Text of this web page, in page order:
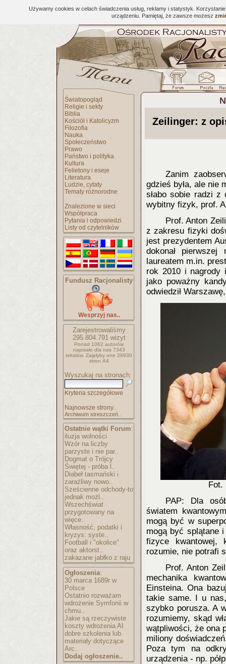
Używamy cookies w celach świadczenia usług, reklamy i statystyk.
urządzeniu. Pamiętaj, że zawsze możesz
Światopogląd
Religie i sekty
Biblia
Kościół i Katolicyzm
Filozofia
Nauka
Społeczeństwo
Prawo
Państwo i polityka
Kultura
Felietony i eseje
Literatura
Ludzie, cytaty
Tematy różnorodne
Znalezione w sieci
Współpraca
Pytania i odpowiedzi
Listy od czytelników
Fundusz Racjonalisty
Wesprzyj nas..
Zarejestrowaliśmy
295.804.791wizyt
Ponad 1062 autorów
napisało dla nas 7343
tekstów. Zajęłyby one 28930
stron A4
Wyszukaj na stronach:
Kryteria szczegółowe
Najnowsze strony..
Archiwum streszczeń..
Ostatnie wątki Forum:
iluzja wolności
Wzór na liczby
parzyste i nie par..
Dogmat o Trójcy
Świętej - próba l..
Diabeł tasmański i
zaraźliwy nowo..
Sześcienne odchody-to
jednak możl..
Wszechświat
przygotowany na
więce..
Własność, podatki i
kryzys: syste..
Football i "okolice"
oraz aktorst..
zakazane jabłko z raju
Ogłoszenia:
30 marca 1689r w
Polsce
Ostatnio rozważam
wdrożenie Symfonii w
chmu..
Jakie są rzeczywiste
koszty wdrożenia AI
dobre szkolenia lub
materiały dotyczące
Arc..
Dodaj ogłoszenie..
Zeilinger: z
Zanim
gdzieś była, ale nie
słabo sobie radzi
wybitny fizyk, prof.
Prof. Anton
z zakresu fizyki
jest prezydentem
dokonał
laureatem m.in.
rok 2010 i nagrody
jako poważny
odwiedził
Fot.
PAP: Dla
światem
mogą być w
mogą być splątane
fizyce kwantowej,
rozumie, nie potrafi
Prof. Anton
mechanika
Einsteina. Ona
takie same. I u
szybko porusza. A
rozumiemy, skąd
wątpliwości, że ona
miliony
Poza tym na
urządzenia - np.